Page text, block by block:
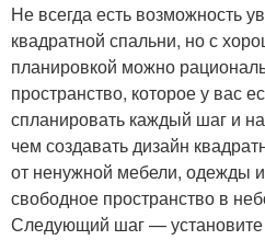
Не всегда есть возможность
квадратной спальни, но с
планировкой можно
пространство, которое у вас
спланировать каждый шаг и
чем создавать дизайн
от ненужной мебели, одежды
свободное пространство в
Следующий шаг — установите